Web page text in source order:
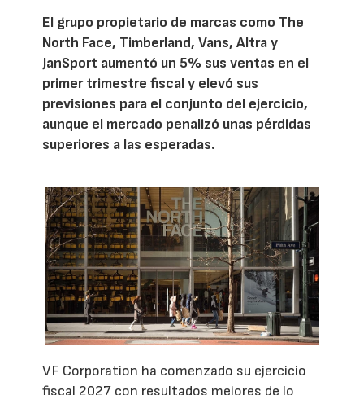
El grupo propietario de marcas como The
North Face, Timberland, Vans, Altra y
JanSport aumentó un 5% sus ventas en el
primer trimestre fiscal y elevó sus
previsiones para el conjunto del ejercicio,
aunque el mercado penalizó unas pérdidas
superiores a las esperadas.
VF Corporation ha comenzado su ejercicio
fiscal 2027 con resultados mejores de lo